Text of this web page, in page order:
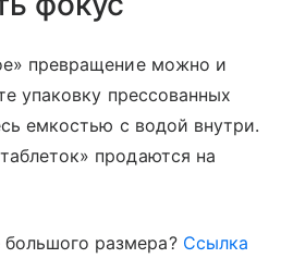
превращение можно и
упаковку прессованных
емкостью с водой внутри.
продаются на
размера? Ссылка